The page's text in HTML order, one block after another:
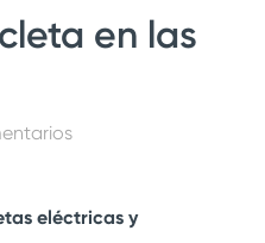
en las
eléctricas y